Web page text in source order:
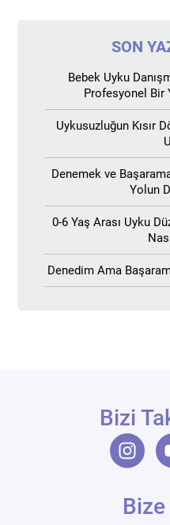
SON
Bebek Uyku
Profesyonel Bir
Uykusuzluğun Kısır
Denemek ve
Yolun
0-6 Yaş Arası Uyku
Denedim Ama
Bizi
Bize